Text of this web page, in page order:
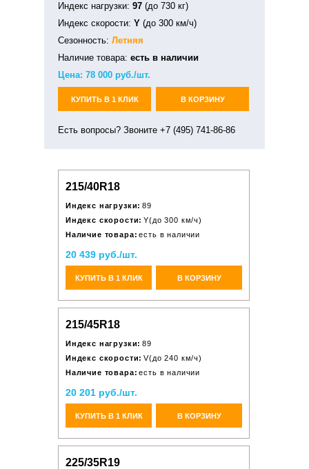
Индекс нагрузки: 97 (до 730 кг)
Индекс скорости: Y (до 300 км/ч)
Сезонность: Летняя
Наличие товара: есть в наличии
Цена: 78 000 руб./шт.
КУПИТЬ В 1 КЛИК В КОРЗИНУ
Есть вопросы? Звоните +7 (495) 741-86-86
215/40R18
Индекс нагрузки: 89
Индекс скорости: Y(до 300 км/ч)
Наличие товара: есть в наличии
20 439 руб./шт.
КУПИТЬ В 1 КЛИК В КОРЗИНУ
215/45R18
Индекс нагрузки: 89
Индекс скорости: V(до 240 км/ч)
Наличие товара: есть в наличии
20 201 руб./шт.
КУПИТЬ В 1 КЛИК В КОРЗИНУ
225/35R19